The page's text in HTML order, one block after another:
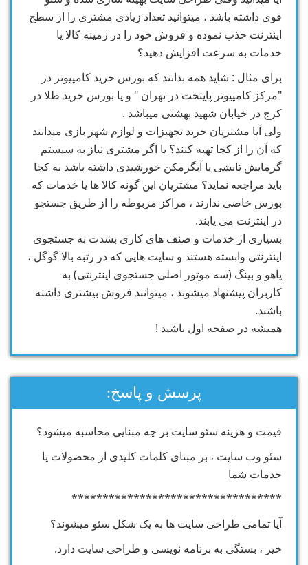
قوی داشته باشد ، میتوانید تعداد زیادی مشتری را از سطح
اینترنت جذب نموده و فروش خود را در زمینه کالا یا
خدمات به سرعت افزایش دهید؟
برای مثال : شاید همه بدانند که بورس خرید کامپیوتر در
"مرکز کامپیوتر پایتخت در تهران " و یا بورس خرید طلا در
کرج در خیابان شهید بهشتی میباشد .
ولی آیا مشتریان خرید تجهیزات و لوازم شهر بازی میدانند
که آن را از کجا تهیه کنند؟ یا اگر مشتری نیاز به سیستم
گرمایش تابشی یا آبگرمکن خورشیدی داشته باشد به کجا
باید مراجعه نماید؟ مشتریان این گونه کالا ها یا خدمات که
بورس خاصی ندارند ، مراکز مربوطه را از طریق جستجو
در اینترنت می یابند.
بسیاری از خدمات و صنف های کاری بشدت به جستجوی
اینترنتی وابسته هستند و سایت هایی که در رتبه بالا گوگل ،
یاهو و بینگ (سه موتور اصلی جستجوی اینترنتی) به
کاربران پیشنهاد میشوند ، میتوانند فروش بیشتری داشته
باشند.
همیشه در صفحه اول باشید !
پرسش و پاسخ:
قیمت و هزینه سئو سایت بر چه مبنایی محاسبه میشود؟
سئو وب سایت ، بر مبنای کلمات کلیدی از محصولات یا
خدمات شما
**********************************
آیا تمامی طراحی سایت ها به یک شکل سئو میشوند؟
خیر ، بستگی به برنامه نویسی و طراحی سایت دارد.